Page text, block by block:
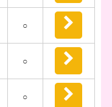
○
○
○